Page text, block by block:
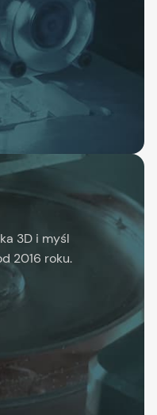
3D i myśl
2016 roku.